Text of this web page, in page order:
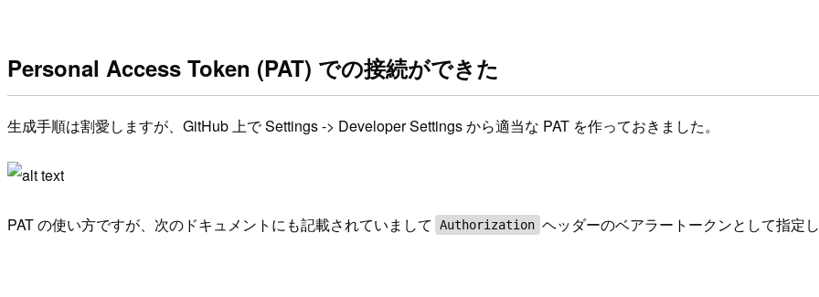
Personal Access Token (PAT) での接続ができた
生成手順は割愛しますが、GitHub 上で Settings -> Developer Settings から適当な PAT を作っておきました。
PAT の使い方ですが、次のドキュメントにも記載されていまして Authorization ヘッダーのベアラートークンとして指定